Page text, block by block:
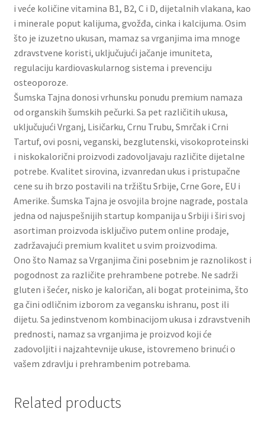
Pokloni za Dan zaljubljenih
Pokloni za devojku
Login
My account
Naši partneri
Newsletter
Partners
Poklon aranžmani
Premium čokolada
Prijava za masterclass
Prirodni proizvodi
Privacy Policy
Prodavnica
i veće količine vitamina B1, B2, C i D, dijetalnih vlakana, kao
i minerale poput kalijuma, gvožđa, cinka i kalcijuma. Osim
što je izuzetno ukusan, mamaz sa vrganjima ima mnoge
zdravstvene koristi, uključujući jačanje imuniteta,
regulaciju kardiovaskularnog sistema i prevenciju
osteoporoze.
Šumska Tajna donosi vrhunsku ponudu premium namaza
od organskih šumskih pečurki. Sa pet različitih ukusa,
uključujući Vrganj, Lisičarku, Crnu Trubu, Smrčak i Crni
Tartuf, ovi posni, veganski, bezglutenski, visokoproteinski
i niskokalorični proizvodi zadovoljavaju različite dijetalne
potrebe. Kvalitet sirovina, izvanredan ukus i pristupačne
cene su ih brzo postavili na tržištu Srbije, Crne Gore, EU i
Amerike. Šumska Tajna je osvojila brojne nagrade, postala
jedna od najuspešnijih startup kompanija u Srbiji i širi svoj
asortiman proizvoda isključivo putem online prodaje,
zadržavajući premium kvalitet u svim proizvodima.
Ono što Namaz sa Vrganjima čini posebnim je raznolikost i
pogodnost za različite prehrambene potrebe. Ne sadrži
gluten i šećer, nisko je kaloričan, ali bogat proteinima, što
ga čini odličnim izborom za vegansku ishranu, post ili
dijetu. Sa jedinstvenom kombinacijom ukusa i zdravstvenih
prednosti, namaz sa vrganjima je proizvod koji će
zadovoljiti i najzahtevnije ukuse, istovremeno brinući o
vašem zdravlju i prehrambenim potrebama.
Related products